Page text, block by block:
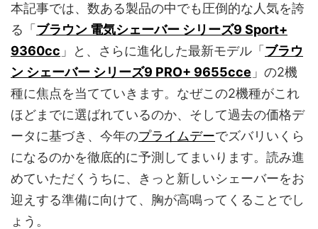
本記事では、数ある製品の中でも圧倒的な人気を誇
る「 ブラウン 電気シェーバー シリーズ9 Sport+
9360cc 」と、さらに進化した最新モデル「 ブラウ
ン シェーバー シリーズ9 PRO+ 9655cce 」の2機
種に焦点を当てていきます。なぜこの2機種がこれ
ほどまでに選ばれているのか、そして過去の価格デ
ータに基づき、今年のプライムデーでズバリいくら
になるのかを徹底的に予測してまいります。読み進
めていただくうちに、きっと新しいシェーバーをお
迎えする準備に向けて、胸が高鳴ってくることでし
ょう。